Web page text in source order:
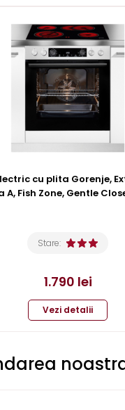
cu plita Gorenje,
Fish Zone, Gentle
Stare:
1.790 lei
Vezi detalii